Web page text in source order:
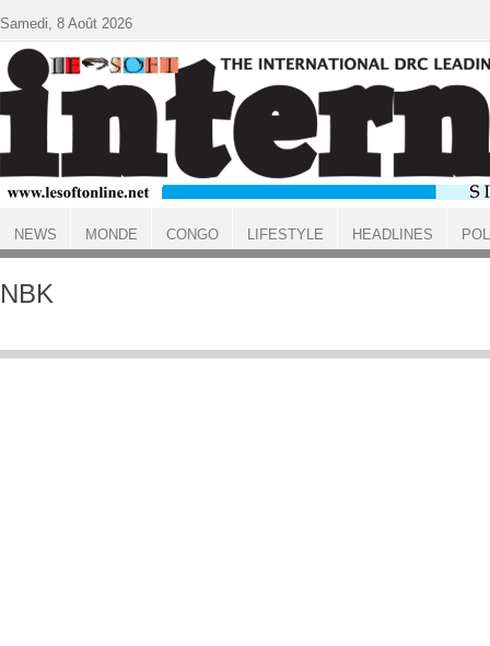
ACCUEIL
NBK
Samedi, 8 Août 2026
NEWS MONDE CONGO LIFESTYLE HEADLINES